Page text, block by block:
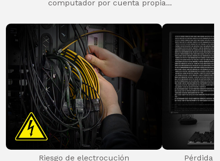
computador por cuenta propia...
Riesgo de electrocución Pérdida